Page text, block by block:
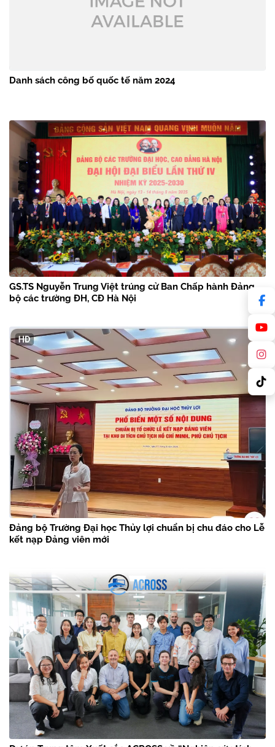
Danh sách công bố quốc tế năm 2024
GS.TS Nguyễn Trung Việt trúng cử Ban Chấp hành Đảng
bộ các trường ĐH, CĐ Hà Nội
Đảng bộ Trường Đại học Thủy lợi chuẩn bị chu đáo cho Lễ
kết nạp Đảng viên mới